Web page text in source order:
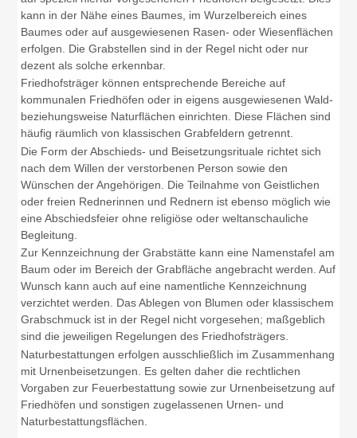
kann in der Nähe eines Baumes, im Wurzelbereich eines
Baumes oder auf ausgewiesenen Rasen- oder Wiesenflächen
erfolgen. Die Grabstellen sind in der Regel nicht oder nur
dezent als solche erkennbar.
Friedhofsträger können entsprechende Bereiche auf
kommunalen Friedhöfen oder in eigens ausgewiesenen Wald-
beziehungsweise Naturflächen einrichten. Diese Flächen sind
häufig räumlich von klassischen Grabfeldern getrennt.
Die Form der Abschieds- und Beisetzungsrituale richtet sich
nach dem Willen der verstorbenen Person sowie den
Wünschen der Angehörigen. Die Teilnahme von Geistlichen
oder freien Rednerinnen und Rednern ist ebenso möglich wie
eine Abschiedsfeier ohne religiöse oder weltanschauliche
Begleitung.
Zur Kennzeichnung der Grabstätte kann eine Namenstafel am
Baum oder im Bereich der Grabfläche angebracht werden. Auf
Wunsch kann auch auf eine namentliche Kennzeichnung
verzichtet werden. Das Ablegen von Blumen oder klassischem
Grabschmuck ist in der Regel nicht vorgesehen; maßgeblich
sind die jeweiligen Regelungen des Friedhofsträgers.
Naturbestattungen erfolgen ausschließlich im Zusammenhang
mit Urnenbeisetzungen. Es gelten daher die rechtlichen
Vorgaben zur Feuerbestattung sowie zur Urnenbeisetzung auf
Friedhöfen und sonstigen zugelassenen Urnen- und
Naturbestattungsflächen.